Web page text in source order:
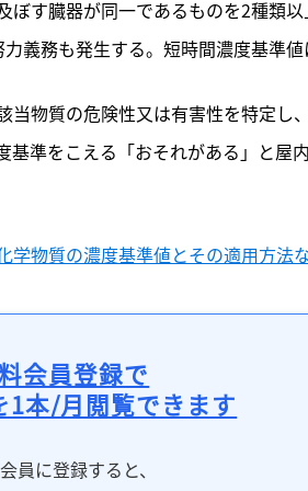
す臓器が同一であるものを2種類
義務も発生する。短時間濃度基準値
物質の危険性又は有害性を特定し
準をこえる「おそれがある」と屋
学物質の濃度基準値とその適用方法
会員登録で
1本/月閲覧できます
員に登録すると、